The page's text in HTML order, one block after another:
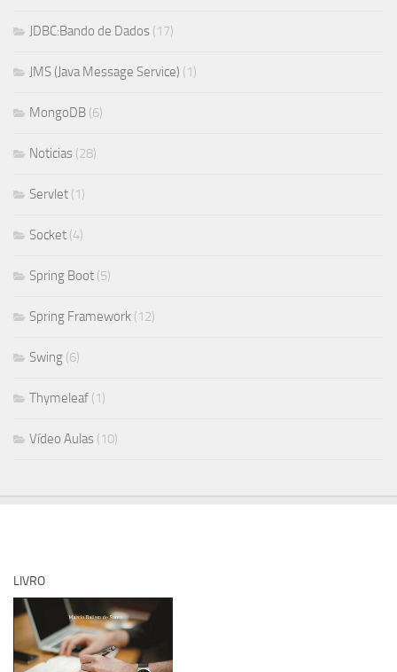
JDBC:Bando de Dados (17)
JMS (Java Message Service) (1)
MongoDB (6)
Noticias (28)
Servlet (1)
Socket (4)
Spring Boot (5)
Spring Framework (12)
Swing (6)
Thymeleaf (1)
Vídeo Aulas (10)
LIVRO